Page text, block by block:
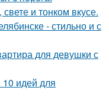
и тонком вкусе.
- стильно и с
для девушки с
идей для